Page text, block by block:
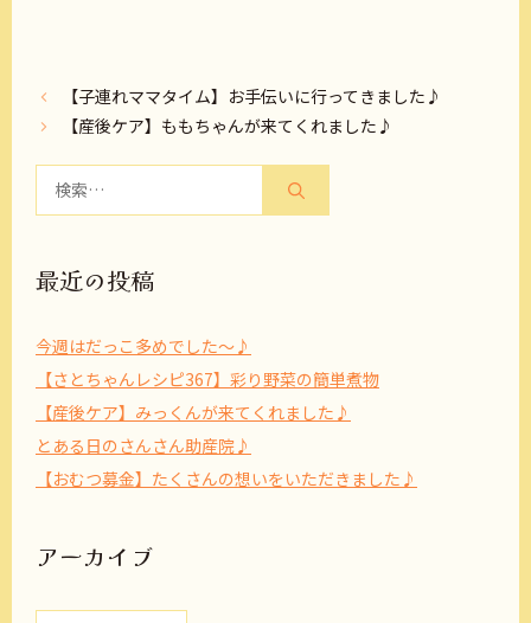
【子連れママタイム】お手伝いに行ってきました♪
【産後ケア】ももちゃんが来てくれました♪
最近の投稿
今週はだっこ多めでした～♪
【さとちゃんレシピ367】彩り野菜の簡単煮物
【産後ケア】みっくんが来てくれました♪
とある日のさんさん助産院♪
【おむつ募金】たくさんの想いをいただきました♪
アーカイブ